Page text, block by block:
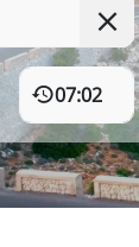
07:02